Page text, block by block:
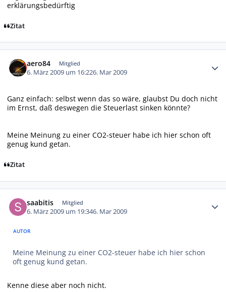
erklärungsbedürftig
Zitat
aero84 Mitglied
6. März 2009 um 16:226. Mar 2009
Ganz einfach: selbst wenn das so wäre, glaubst Du doch nicht
im Ernst, daß deswegen die Steuerlast sinken könnte?
Meine Meinung zu einer CO2-steuer habe ich hier schon oft
genug kund getan.
Zitat
saabitis Mitglied
6. März 2009 um 19:346. Mar 2009
AUTOR
Meine Meinung zu einer CO2-steuer habe ich hier schon
oft genug kund getan.
Kenne diese aber noch nicht.